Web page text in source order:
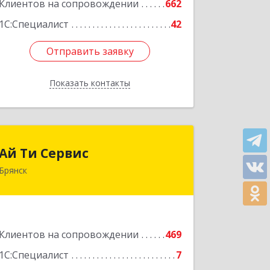
Клиентов на сопровождении
662
1С:Специалист
42
Отправить заявку
Показать контакты
Отправить заявку
Назад
Ти Сервис
Брянск
Клиентов на сопровождении
469
1С:Специалист
7
Подробнее